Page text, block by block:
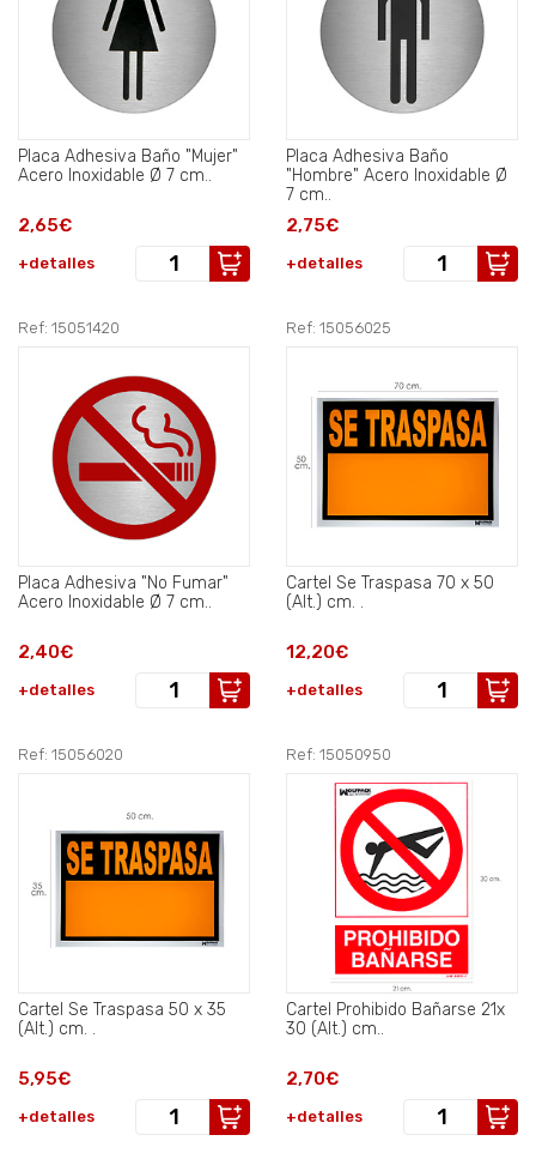
Placa Adhesiva Baño "Mujer"
Acero Inoxidable Ø 7 cm..
2,65€
+detalles
Placa Adhesiva Baño
"Hombre" Acero Inoxidable Ø
7 cm..
2,75€
+detalles
Ref: 15051420
Placa Adhesiva "No Fumar"
Acero Inoxidable Ø 7 cm..
2,40€
+detalles
Ref: 15056025
Cartel Se Traspasa 70 x 50
(Alt.) cm. .
12,20€
+detalles
Ref: 15056020
Cartel Se Traspasa 50 x 35
(Alt.) cm. .
5,95€
+detalles
Ref: 15050950
Cartel Prohibido Bañarse 21x
30 (Alt.) cm..
2,70€
+detalles